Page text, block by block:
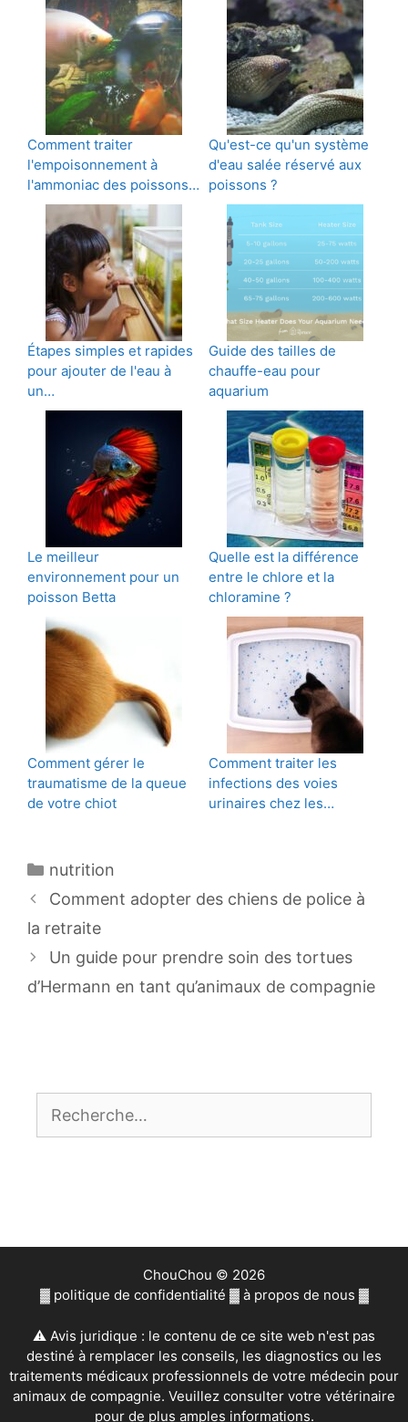
Comment traiter
l'empoisonnement à
l'ammoniac des poissons…
Qu'est-ce qu'un système
d'eau salée réservé aux
poissons ?
Étapes simples et rapides
pour ajouter de l'eau à
un…
Guide des tailles de
chauffe-eau pour
aquarium
Le meilleur
environnement pour un
poisson Betta
Quelle est la différence
entre le chlore et la
chloramine ?
Comment gérer le
traumatisme de la queue
de votre chiot
Comment traiter les
infections des voies
urinaires chez les…
Catégories
nutrition
Navigation
des
Comment adopter des chiens de police à
la retraite
Un guide pour prendre soin des tortues
d’Hermann en tant qu’animaux de compagnie
ChouChou © 2026
▓ politique de confidentialité ▓ à propos de nous ▓
⚠ Avis juridique : le contenu de ce site web n'est pas
destiné à remplacer les conseils, les diagnostics ou les
traitements médicaux professionnels de votre médecin pour
animaux de compagnie. Veuillez consulter votre vétérinaire
pour de plus amples informations.